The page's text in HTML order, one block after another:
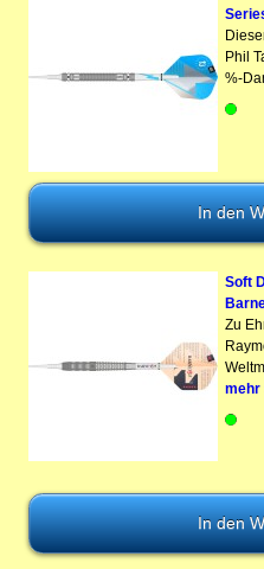
Phil
%-
Soft
Zu
mehr